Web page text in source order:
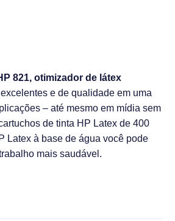
821, otimizador de látex
e de qualidade em uma
– até mesmo em mídia sem
de tinta HP Latex de 400
Latex à base de água você pode
mais saudável.